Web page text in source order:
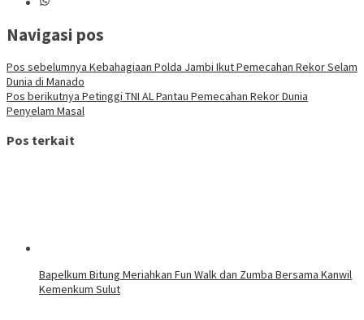
Navigasi pos
Pos sebelumnya Kebahagiaan Polda Jambi Ikut Pemecahan Rekor Selam
Dunia di Manado
Pos berikutnya Petinggi TNI AL Pantau Pemecahan Rekor Dunia
Penyelam Masal
Pos terkait
Bapelkum Bitung Meriahkan Fun Walk dan Zumba Bersama Kanwil
Kemenkum Sulut